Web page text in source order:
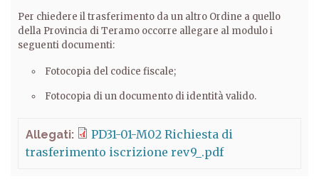
Per chiedere il trasferimento da un altro Ordine a quello
della Provincia di Teramo occorre allegare al modulo i
seguenti documenti:
Fotocopia del codice fiscale;
Fotocopia di un documento di identità valido.
Allegati:
PD31-01-M02 Richiesta di
trasferimento iscrizione rev9_.pdf